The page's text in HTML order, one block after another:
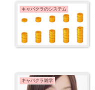
キャバクラのシステム
キャバクラ雑学